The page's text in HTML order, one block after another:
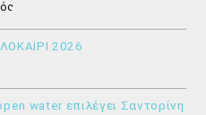
2026
water επιλέγει Σαντορίνη